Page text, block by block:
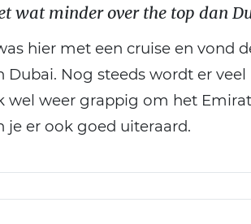
wat minder over the top dan
hier met een cruise en vond
Dubai. Nog steeds wordt er
wel weer grappig om het
je er ook goed uiteraard.